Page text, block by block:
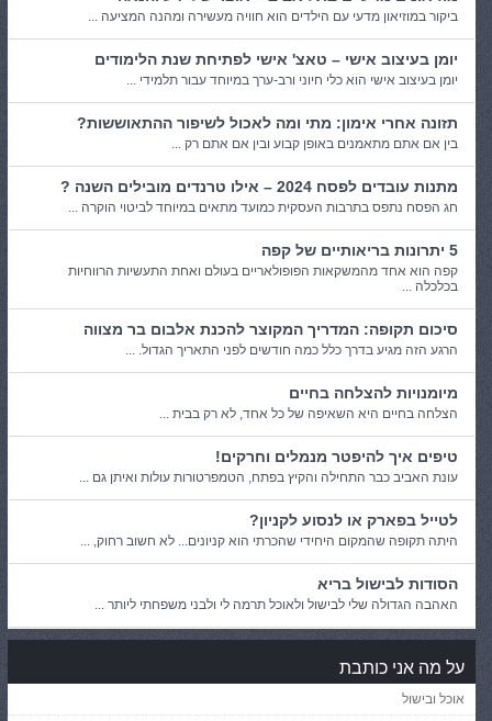
ביקור במוזיאון מדעי עם הילדים הוא חוויה מעשירה ומהנה המציעה ...
יומן בעיצוב אישי – טאצ' אישי לפתיחת שנת הלימודים
יומן בעיצוב אישי הוא כלי חיוני ורב-ערך במיוחד עבור תלמידי ...
תזונה אחרי אימון: מתי ומה לאכול לשיפור ההתאוששות?
בין אם אתם מתאמנים באופן קבוע ובין אם אתם רק ...
מתנות עובדים לפסח 2024 – אילו טרנדים מובילים השנה ?
חג הפסח נתפס בתרבות העסקית כמועד מתאים במיוחד לביטוי הוקרה ...
5 יתרונות בריאותיים של קפה
קפה הוא אחד מהמשקאות הפופולאריים בעולם ואחת התעשיות הרווחיות
בכלכלה ...
סיכום תקופה: המדריך המקוצר להכנת אלבום בר מצווה
הרגע הזה מגיע בדרך כלל כמה חודשים לפני התאריך הגדול. ...
מיומנויות להצלחה בחיים
הצלחה בחיים היא השאיפה של כל אחד, לא רק בבית ...
טיפים איך להיפטר מנמלים וחרקים!
עונת האביב כבר התחילה והקיץ בפתח, הטמפרטורות עולות ואיתן גם ...
לטייל בפארק או לנסוע לקניון?
היתה תקופה שהמקום היחידי שהכרתי הוא קניונים... לא חשוב רחוק, ...
הסודות לבישול בריא
האהבה הגדולה שלי לבישול ולאוכל תרמה לי ולבני משפחתי ליותר ...
על מה אני כותבת
אוכל ובישול